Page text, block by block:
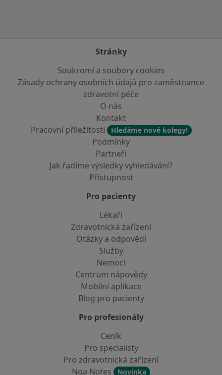
Stránky
Soukromí a soubory cookies
Zásady ochrany osobních údajů pro zaměstnance
zdravotní péče
O nás
Kontakt
Pracovní příležitosti
Hledáme nové kolegy!
Podmínky
Partneři
Jak řadíme výsledky vyhledávání?
Přístupnost
Pro pacienty
Lékaři
Zdravotnická zařízení
Otázky a odpovědi
Služby
Nemoci
Centrum nápovědy
Mobilní aplikace
Blog pro pacienty
Pro profesionály
Ceník
Pro specialisty
Pro zdravotnická zařízení
Noa Notes
Novinka